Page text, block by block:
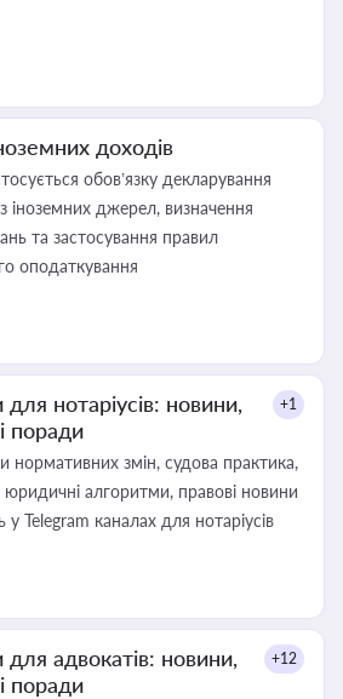
доходів
обов’язку декларування
іноземних джерел, визначення
та застосування правил
оподаткування
нотаріусів: новини,
поради
+1
нормативних змін, судова практика,
юридичні алгоритми, правові новини
Telegram каналах для нотаріусів
адвокатів: новини,
поради
+12